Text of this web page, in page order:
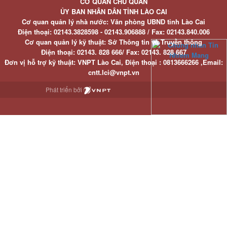
ỦY BAN NHÂN DÂN TỈNH LÀO CAI
Cơ quan quản lý nhà nước: Văn phòng UBND tỉnh Lào Cai
Điện thoại:02143.3828598 - 02143.906888 / Fax:02143.840.006
Cơ quan quản lý kỹ thuật: Sở Thông tin và Truyền thông
Điện thoại:02143. 828 666/ Fax:02143. 828 667
Đơn vị hỗ trợ kỹ thuật: VNPT Lào Cai, Điện thoại : 0813666266 ,Email:
cntt.lci@vnpt.vn
Phát triển bởi